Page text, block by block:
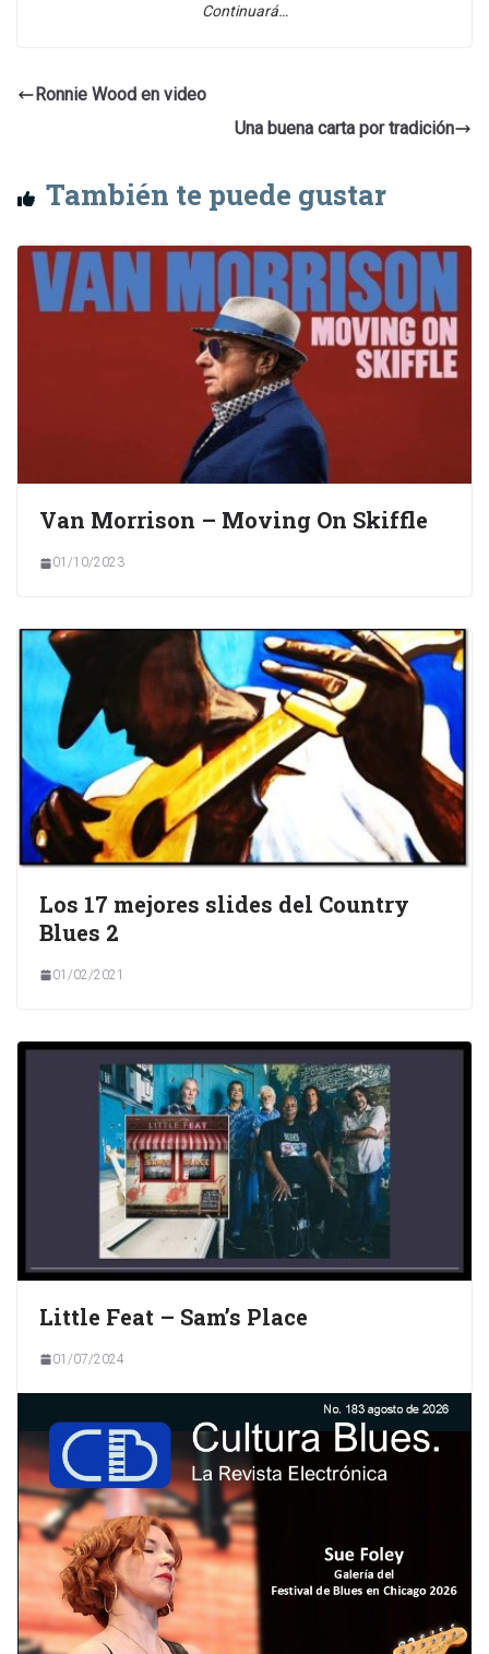
Continuará…
Ronnie Wood en video
Una buena carta por tradición
También te puede gustar
Van Morrison – Moving On Skiffle
01/10/2023
Los 17 mejores slides del Country
Blues 2
01/02/2021
Little Feat – Sam’s Place
01/07/2024